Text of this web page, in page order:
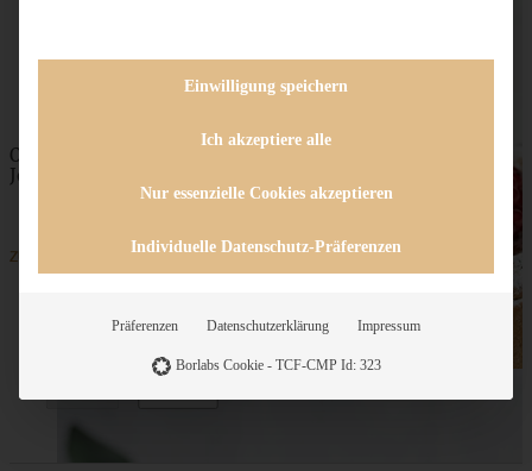
Omas Rezept für Träubleskuchen oder
Johannisbeertörtchen
ZUM BEITRAG
Einwilligung speichern
Ich akzeptiere alle
Nur essenzielle Cookies akzeptieren
Individuelle Datenschutz-Präferenzen
Präferenzen Datenschutzerklärung Impressum
Borlabs Cookie - TCF-CMP Id: 323